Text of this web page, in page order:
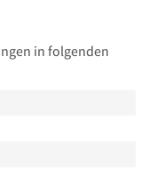
in folgenden